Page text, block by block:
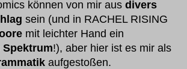
können von mir ausdivers
sein (und in RACHEL RISING
mit leichter Hand ein
!), aber hier ist es mir als
aufgestoßen.